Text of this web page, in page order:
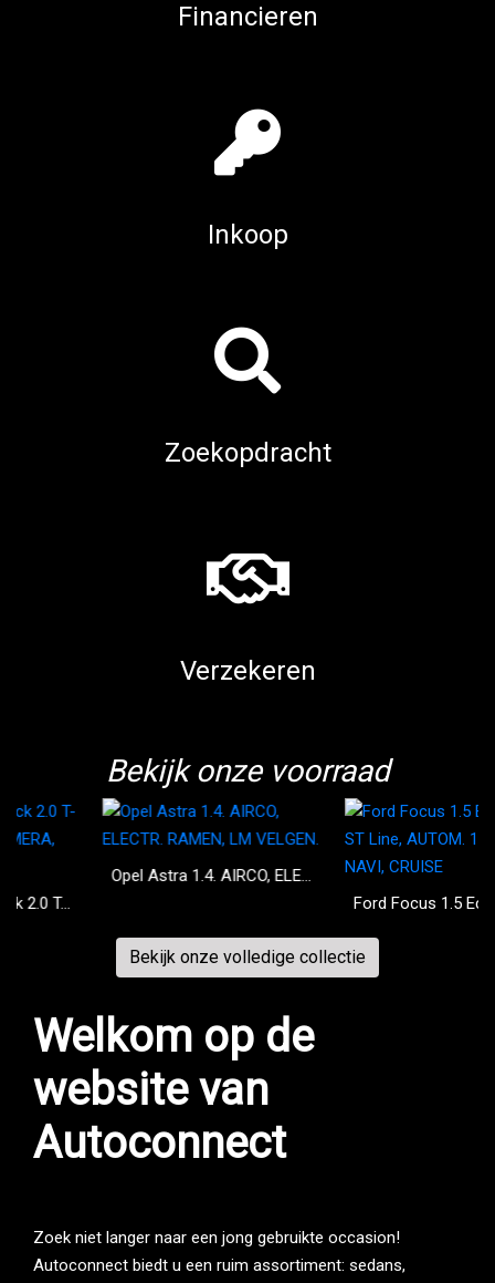
Financieren
Inkoop
Zoekopdracht
Verzekeren
Bekijk onze voorraad
Opel Astra 1.4. AIRCO, ELECTR. RAMEN, LM VELGEN.
Bekijk onze volledige collectie
Welkom op de
website van
Autoconnect
Zoek niet langer naar een jong gebruikte occasion!
Autoconnect biedt u een ruim assortiment: sedans,